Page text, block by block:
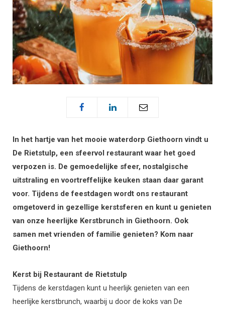
In het hartje van het mooie waterdorp Giethoorn vindt u
De Rietstulp, een sfeervol restaurant waar het goed
verpozen is. De gemoedelijke sfeer, nostalgische
uitstraling en voortreffelijke keuken staan daar garant
voor. Tijdens de feestdagen wordt ons restaurant
omgetoverd in gezellige kerstsferen en kunt u genieten
van onze heerlijke Kerstbrunch in Giethoorn. Ook
samen met vrienden of familie genieten? Kom naar
Giethoorn!
Kerst bij Restaurant de Rietstulp
Tijdens de kerstdagen kunt u heerlijk genieten van een
heerlijke kerstbrunch, waarbij u door de koks van De